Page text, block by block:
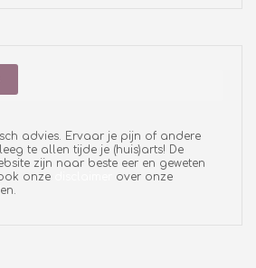
advies. Ervaar je pijn of andere
te allen tijde je (huis)arts! De
zijn naar beste eer en geweten
onze
over onze